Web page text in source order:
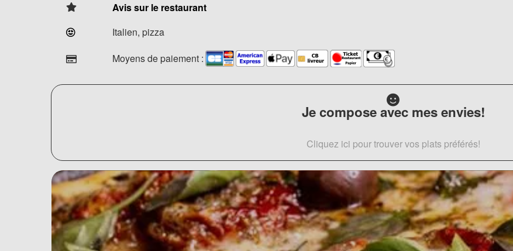
Avis sur le restaurant
Italien, pizza
Moyens de paiement :
Je compose avec mes envies!
Cliquez ici pour trouver vos plats préférés!